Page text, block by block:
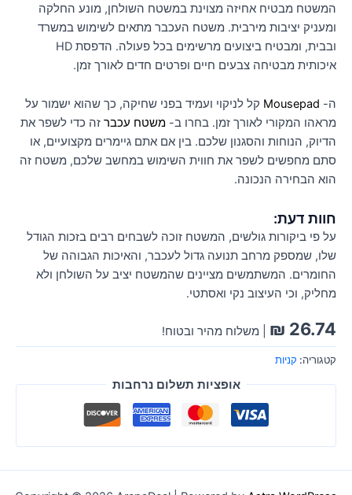
המשטח מבטיח אחיזה מצוינת במשטח השולחן, מונע החלקה
ומעניק יציבות מירבית. משטח העכבר מתאים לשימוש במשרד
ובבית, ומבטיח ביצועים מרשימים בכל פעולה. הדפסת HD
איכותית מבטיחה צבעים חיים ופרטים חדים לאורך זמן.
ה- Mousepad קל לניקוי ועמיד בפני שחיקה, כך שהוא ישמור על
מראהו המקורי לאורך זמן. בחרו ב- משטח עכבר זה כדי לשפר את
הדיוק, הנוחות והסגנון שלכם. בין אם אתם גיימרים מקצועיים, או
סתם מחפשים לשפר את חווית השימוש במחשב שלכם, משטח זה
הוא הבחירה הנכונה.
חוות דעת:
על פי ביקורות גולשים, המשטח זוכה לשבחים רבים בזכות הגודל
שלו, שמספק מרחב תנועה גדול לעכבר, והאיכות הגבוהה של
החומרים. המשתמשים מציינים שהמשטח יציב על השולחן ולא
מחליק, וכי העיצוב נקי ואסתטי.
₪ 26.74 | משלוח מהיר ובטוח!
קטגוריה: קניות
אופציות תשלום נרחבות